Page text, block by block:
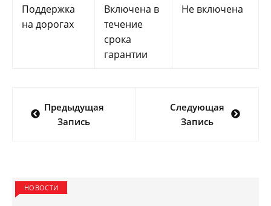
Поддержка
на дорогах
Включена в
течение
срока
гарантии
Не включена
по
Предыдущая
Запись
Следующая
Запись
НОВОСТИ